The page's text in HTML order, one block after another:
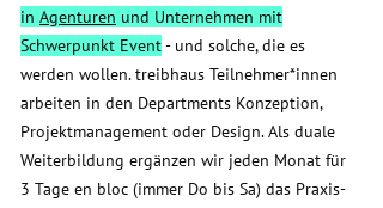
in Agenturen und Unternehmen mit
Schwerpunkt Event- und solche, die es
werden wollen. treibhaus Teilnehmer*innen
arbeiten in den Departments Konzeption,
Projektmanagement oder Design. Als duale
Weiterbildung ergänzen wir jeden Monat für
3 Tage en bloc (immer Do bis Sa) das Praxis-